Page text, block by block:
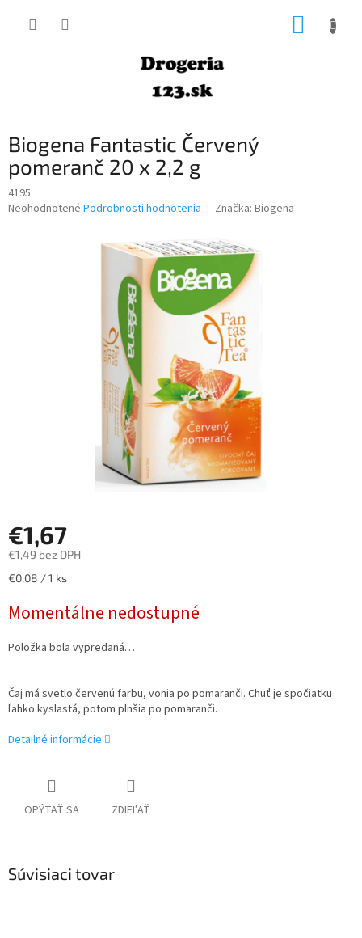
Biogena Fantastic Červený
pomeranč 20 x 2,2 g
4195
Priemerné
Neohodnotené Podrobnosti hodnotenia Značka: Biogena
€1,67
€1,49 bez DPH
Jednotková
€0,08 / 1 ks
Momentálne nedostupné
Položka bola vypredaná…
Čaj má svetlo červenú farbu, vonia po pomaranči. Chuť je spočiatku
ľahko kyslastá, potom plnšia po pomaranči.
Detailné informácie
OPÝTAŤ SA ZDIEĽAŤ
Súvisiaci tovar